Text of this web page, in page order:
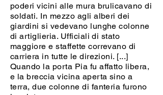
poderi vicini alle mura brulicavano di
soldati. In mezzo agli alberi dei
giardini si vedevano lunghe colonne
di artiglieria. Ufficiali di stato
maggiore e staffette correvano di
carriera in tutte le direzioni. [...]
Quando la porta Pia fu affatto libera,
e la breccia vicina aperta sino a
terra, due colonne di fanteria furono